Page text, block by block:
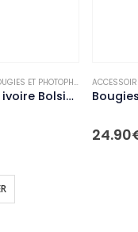
ET PHOTOPHORES ,NON-
Bougies hautes cylindriques ivoire Bolsius 120mm (lot de 12)
24.90